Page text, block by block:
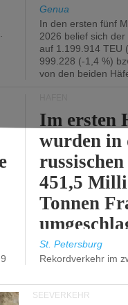
Genua
In den ersten fünf
2026 belief sich
auf 1.199.914 TEU
999.228 (-1,4 %)
von den beiden
Im ersten
wurden in
451,5
Tonnen
%).
St. Petersburg
Rekordverkehr im
SEEVERKEHR